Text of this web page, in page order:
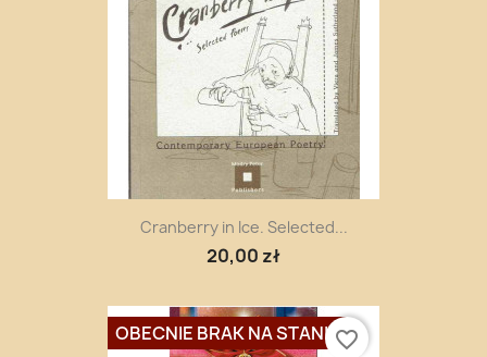
Cranberry in Ice. Selected...
20,00 zł
OBECNIE BRAK NA STANIEfavorite_border